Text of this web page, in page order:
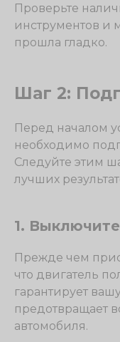
Проверьте
инструментов и
прошла гладко.
Шаг 2:
Перед началом
необходимо
Следуйте этим
лучших
1.
Прежде чем
что двигатель
гарантирует
предотвращает
автомобиля.